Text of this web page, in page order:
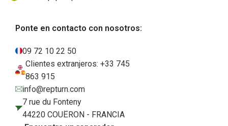
Ponte en contacto con nosotros:
09 72 10 22 50
Clientes extranjeros: +33 745
863 915
info@repturn.com
7 rue du Fonteny
44220 COUËRON - FRANCIA